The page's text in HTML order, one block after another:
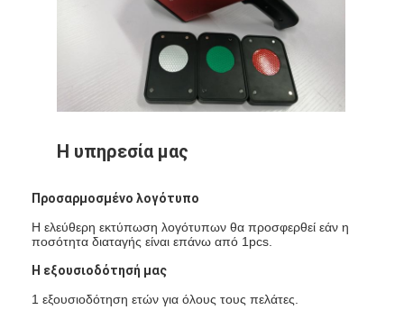
Μετρητής οπισθοανακλαστήρων
Πεζοδρόμιο που χαρακτηρίζει Retroreflectometer
Σημάδι Retroreflectometer
Φορητό Retroreflectometer
Αναδρομικά αντανακλαστικά σημάδια
Η υπηρεσία μας
Προσαρμοσμένο λογότυπο
Η ελεύθερη εκτύπωση λογότυπων θα προσφερθεί εάν η
ποσότητα διαταγής είναι επάνω από 1pcs.
Η εξουσιοδότησή μας
1 εξουσιοδότηση ετών για όλους τους πελάτες.